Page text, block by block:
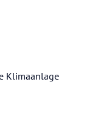
Klimaanlage